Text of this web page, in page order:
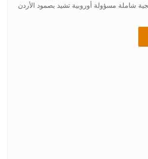
شاملة مسؤولة أوروبية تشيد بصمود الأردن